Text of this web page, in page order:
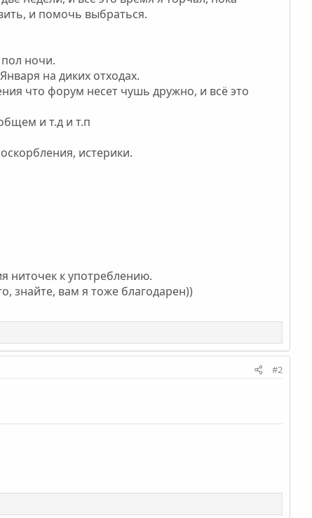
и помочь выбраться.
ночи.
на диких отходах.
что форум несет чушь дружно, и всё это
и т.д и т.п
истерики.
ниточек к употреблению.
знайте, вам я тоже благодарен))
#2